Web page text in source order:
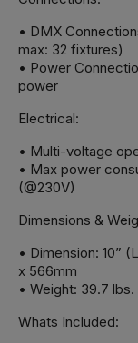
• DMX
max: 32 fixtures)
• Power
power
Electrical:
• Multi-voltage
• Max power
(@230V)
Dimensions &
• Dimension: 10”
x 566mm
• Weight: 39.7 lbs.
Whats Included: